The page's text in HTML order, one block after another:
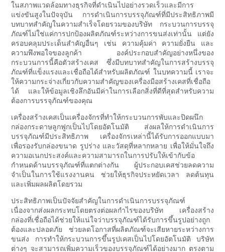
ในสภาพแวดล้อมทางธุรกิจที่ดำเนินไปอย่างรวดเร็วและมีการ
แข่งขันสูงในปัจจุบัน การดำเนินการบรรจุภัณฑ์ที่มีประสิทธิภาพมี
บทบาทสำคัญในความสำเร็จโดยรวมของบริษัท กระบวนการบรรจุ
ภัณฑ์ไม่ใช่แค่การปกป้องผลิตภัณฑ์ระหว่างการขนส่งเท่านั้น แต่ยัง
ครอบคลุมประเด็นสำคัญอื่นๆ เช่น ความคุ้มค่า ความยั่งยืน และ
ความพึงพอใจของลูกค้า องค์ประกอบสำคัญอย่างหนึ่งของ
กระบวนการนี้คือตัวสร้างเคส ซึ่งมีบทบาทสำคัญในการสร้างบรรจุ
ภัณฑ์ที่แข็งแรงและเชื่อถือได้สำหรับผลิตภัณฑ์ ในบทความนี้ เราจะ
ให้ความกระจ่างเกี่ยวกับความสำคัญของเครื่องมือสร้างเคสที่เชื่อถือ
ได้ และให้ข้อมูลเชิงลึกอันมีค่าในการเลือกสิ่งที่ดีที่สุดสำหรับความ
ต้องการบรรจุภัณฑ์ของคุณ
เครื่องสร้างเคสเป็นเครื่องจักรที่ทำให้กระบวนการพับและปิดผนึก
กล่องกระดาษลูกฟูกเป็นไปโดยอัตโนมัติ ส่งผลให้การดำเนินการ
บรรจุภัณฑ์มีประสิทธิภาพ เครื่องจักรเหล่านี้ได้รับการออกแบบมา
เพื่อรองรับกล่องขนาด รูปร่าง และวัสดุที่หลากหลาย เพื่อให้มั่นใจถึง
ความอเนกประสงค์และความสามารถในการปรับให้เข้ากับข้อ
กำหนดด้านบรรจุภัณฑ์ที่แตกต่างกัน ผู้ประกอบเคสช่วยลดความ
จำเป็นในการใช้แรงงานคน ช่วยให้ธุรกิจประหยัดเวลา ลดต้นทุน
และเพิ่มผลผลิตโดยรวม
ประสิทธิภาพเป็นปัจจัยสำคัญในการดำเนินการบรรจุภัณฑ์
เนื่องจากส่งผลกระทบโดยตรงต่อผลกำไรของบริษัท เครื่องสร้าง
กล่องที่เชื่อถือได้ช่วยให้แน่ใจว่าบรรจุภัณฑ์ได้รับการขึ้นรูปอย่างถูก
ต้องและปลอดภัย ช่วยลดโอกาสที่ผลิตภัณฑ์จะเสียหายระหว่างการ
ขนส่ง การทำให้กระบวนการขึ้นรูปเคสเป็นไปโดยอัตโนมัติ บริษัท
ต่างๆ จะสามารถเพิ่มความเร็วของบรรจุภัณฑ์ได้อย่างมาก ตรงตาม